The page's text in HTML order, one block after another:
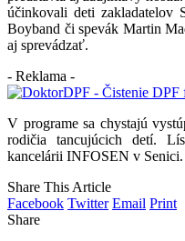
účinkovali deti zakladatelov
Boyband či spevák Martin
aj sprevádzať.
- Reklama -
V programe sa chystajú
rodičia tancujúcich detí.
kancelárii INFOSEN v Senici.
Share This Article
Facebook Twitter Email Print
Share